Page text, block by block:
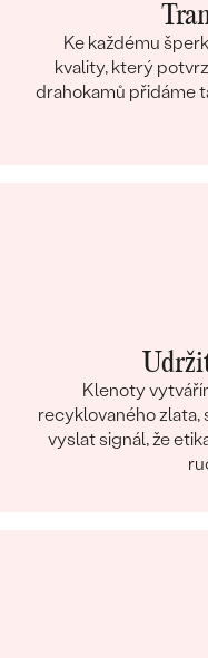
Ke každému
kvality, který
drahokamů přidáme
Klenoty
recyklovaného
vyslat signál, že